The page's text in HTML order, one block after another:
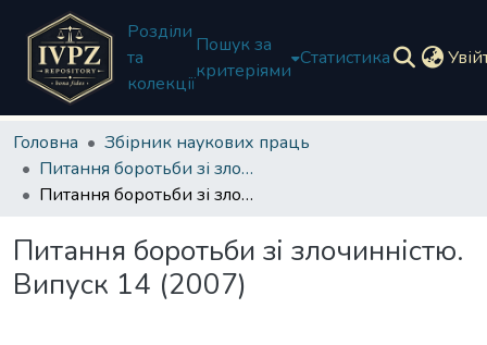
Розділи
та
колекції
Пошук за
критеріями
Статистика
Головна
Збірник наукових праць
Питання боротьби зі злочинністю
Питання боротьби зі злочинністю. Випуск 14 (2007)
Питання боротьби зі злочинністю.
Випуск 14 (2007)